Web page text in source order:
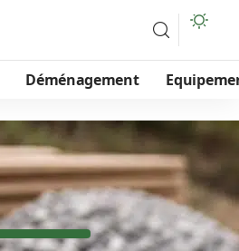
Déménagement